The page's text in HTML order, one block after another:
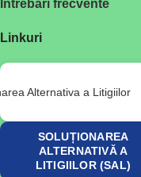
Întrebări frecvente
Linkuri
SOLUȚIONAREA
ALTERNATIVĂ A
LITIGIILOR (SAL)